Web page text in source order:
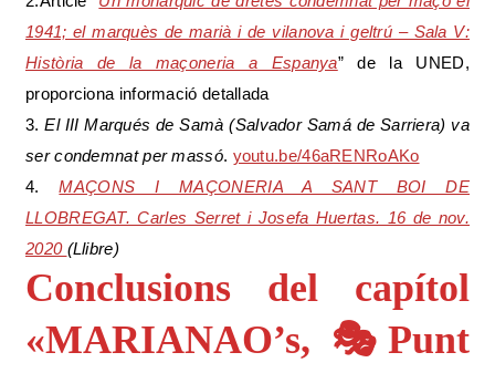
1941; el marquès de marià i de vilanova i geltrú – Sala V:
Història de la maçoneria a Espanya” de la UNED,
proporciona informació detallada
3.El III Marqués de Samà (Salvador Samá de Sarriera) va
ser condemnat per massó. youtu.be/46aRENRoAKo
4.MAÇONS I MAÇONERIA A SANT BOI DE
LLOBREGAT. Carles Serret i Josefa Huertas. 16 de nov.
2020 (Llibre)
Conclusions del capítol
«MARIANAO’s, 🎭Punt